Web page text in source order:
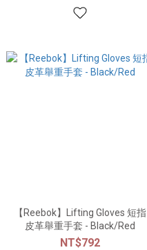
【Reebok】Lifting Gloves 短指
皮革舉重手套 - Black/Red
NT$792